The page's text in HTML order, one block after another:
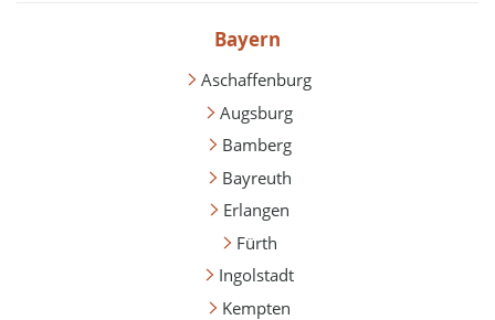
Bayern
Aschaffenburg
Augsburg
Bamberg
Bayreuth
Erlangen
Fürth
Ingolstadt
Kempten